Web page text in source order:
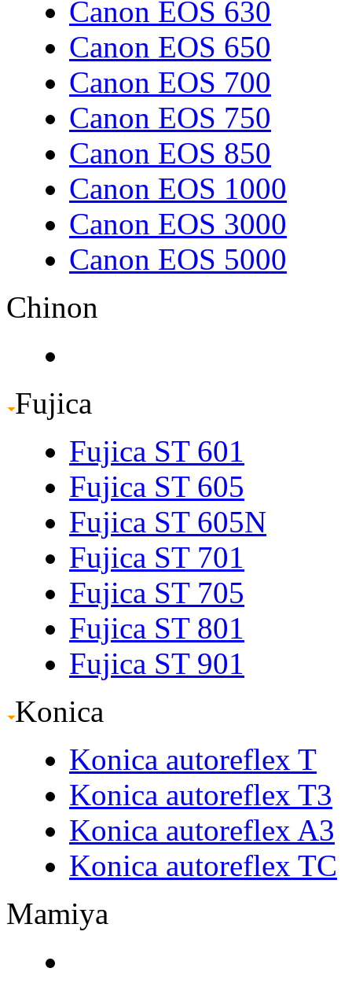
Canon EOS 630
Canon EOS 650
Canon EOS 700
Canon EOS 750
Canon EOS 850
Canon EOS 1000
Canon EOS 3000
Canon EOS 5000
Chinon
Fujica
Fujica ST 601
Fujica ST 605
Fujica ST 605N
Fujica ST 701
Fujica ST 705
Fujica ST 801
Fujica ST 901
Konica
Konica autoreflex T
Konica autoreflex T3
Konica autoreflex A3
Konica autoreflex TC
Mamiya